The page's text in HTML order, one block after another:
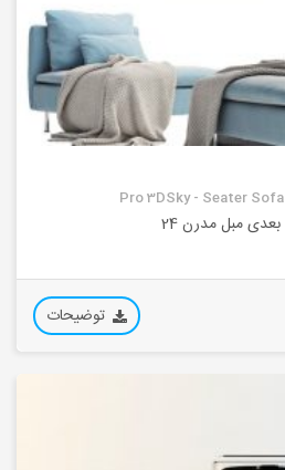
Pro 3DSky - Seater
مبل مدرن 24
توضیحات